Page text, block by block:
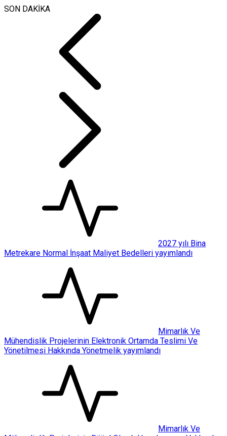
SON DAKİKA
2027 yılı Bina
Metrekare Normal İnşaat Maliyet Bedelleri yayımlandı
Mimarlık Ve
Mühendislik Projelerinin Elektronik Ortamda Teslimi Ve
Yönetilmesi Hakkında Yönetmelik yayımlandı
Mimarlık Ve